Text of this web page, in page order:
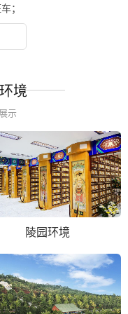
；
境
示
陵园环境